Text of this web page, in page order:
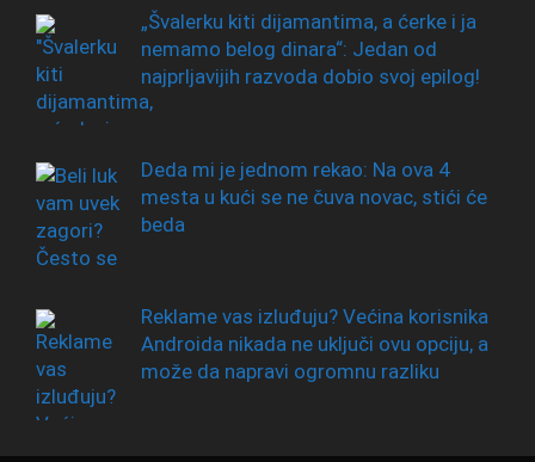
„Švalerku kiti dijamantima, a ćerke i ja
nemamo belog dinara“: Jedan od
najprljavijih razvoda dobio svoj epilog!
Deda mi je jednom rekao: Na ova 4
mesta u kući se ne čuva novac, stići će
beda
Reklame vas izluđuju? Većina korisnika
Androida nikada ne uključi ovu opciju, a
može da napravi ogromnu razliku